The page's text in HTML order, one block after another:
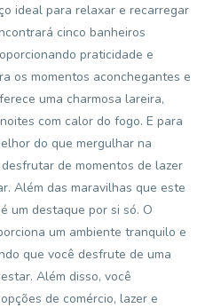
ideal para relaxar e recarregar
cinco banheiros
praticidade e
os momentos aconchegantes e
uma charmosa lareira,
com calor do fogo. E para
do que mergulhar na
de momentos de lazer
Além das maravilhas que este
um destaque por si só. O
um ambiente tranquilo e
que você desfrute de uma
Além disso, você
de comércio, lazer e